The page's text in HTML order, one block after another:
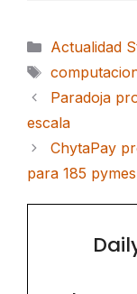
Categorías
Actualidad
Etiquetas
Paradoja
escala
ChytaPay
para 185 pymes